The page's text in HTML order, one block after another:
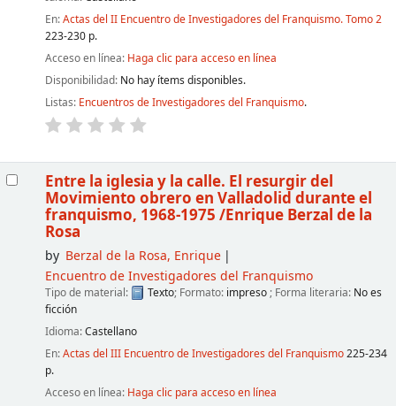
En:Actas del II Encuentro de Investigadores del Franquismo. Tomo 2
223-230 p.
Acceso en línea: Haga clic para acceso en línea
Disponibilidad: No hay ítems disponibles.
Listas: Encuentros de Investigadores del Franquismo.
Entre la iglesia y la calle. El resurgir del
Movimiento obrero en Valladolid durante el
franquismo, 1968-1975 /Enrique Berzal de la
Rosa
by Berzal de la Rosa, Enrique
Encuentro de Investigadores del Franquismo
Tipo de material: Texto; Formato: impreso ; Forma literaria: No es
ficción
Idioma:Castellano
En:Actas del III Encuentro de Investigadores del Franquismo225-234
p.
Acceso en línea: Haga clic para acceso en línea